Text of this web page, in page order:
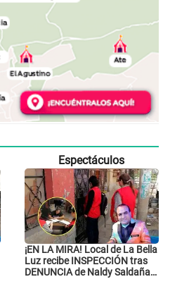
Espectáculos
¡EN LA MIRA! Local de La Bella
Luz recibe INSPECCIÓN tras
DENUNCIA de Naldy Saldaña